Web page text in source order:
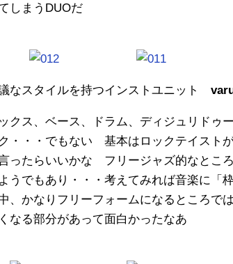
しまうDUOだ
なスタイルを持つインストユニット
ス、ベース、ドラム、ディジュリドゥ
・・・でもない 基本はロックテイスト
ったらいいかな フリージャズ的なとこ
うでもあり・・・考えてみれば音楽に「
かなりフリーフォームになるところで
なる部分があって面白かったなあ